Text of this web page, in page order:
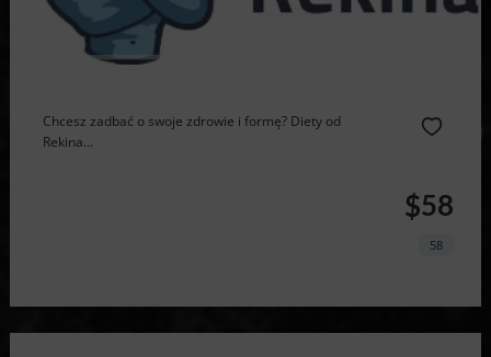
Chcesz zadbać o swoje zdrowie i formę? Diety od
Rekina...
$58
58